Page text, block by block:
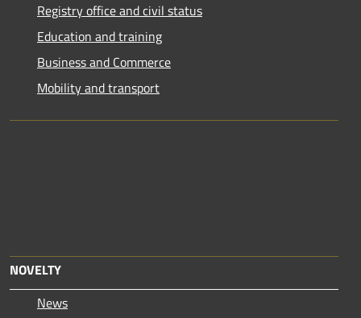
Registry office and civil status
Education and training
Business and Commerce
Mobility and transport
NOVELTY
News